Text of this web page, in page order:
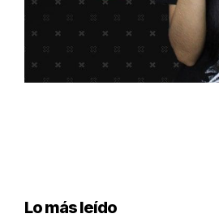
Lo más leído